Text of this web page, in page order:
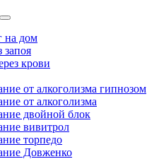
на дом
крови
от алкоголизма гипнозом
от алкоголизма
двойной блок
вивитрол
торпедо
Довженко